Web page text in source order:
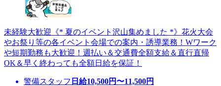
未経験大歓迎《* 夏のイベント沢山集めました *》花火大会
やお祭り等の各イベント会場での案内・誘導業務！Wワーク
や短期勤務も大歓迎！週払い＆交通費全額支給＆直行直帰
OK＆早く終わっても全額日給を保証！
警備スタッフ 日給10,500円〜11,500円